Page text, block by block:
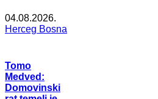
04.08.2026.
Herceg Bosna
Tomo
Medved:
Domovinski